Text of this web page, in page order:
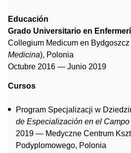
Educación
Grado Universitario en
Collegium Medicum en Bydgoszcz
Medicina), Polonia
Octubre 2016 — Junio 2019
Cursos
Program Specjalizacji w
de Especialización en el Campo
2019 — Medyczne Centrum
Podyplomowego, Polonia